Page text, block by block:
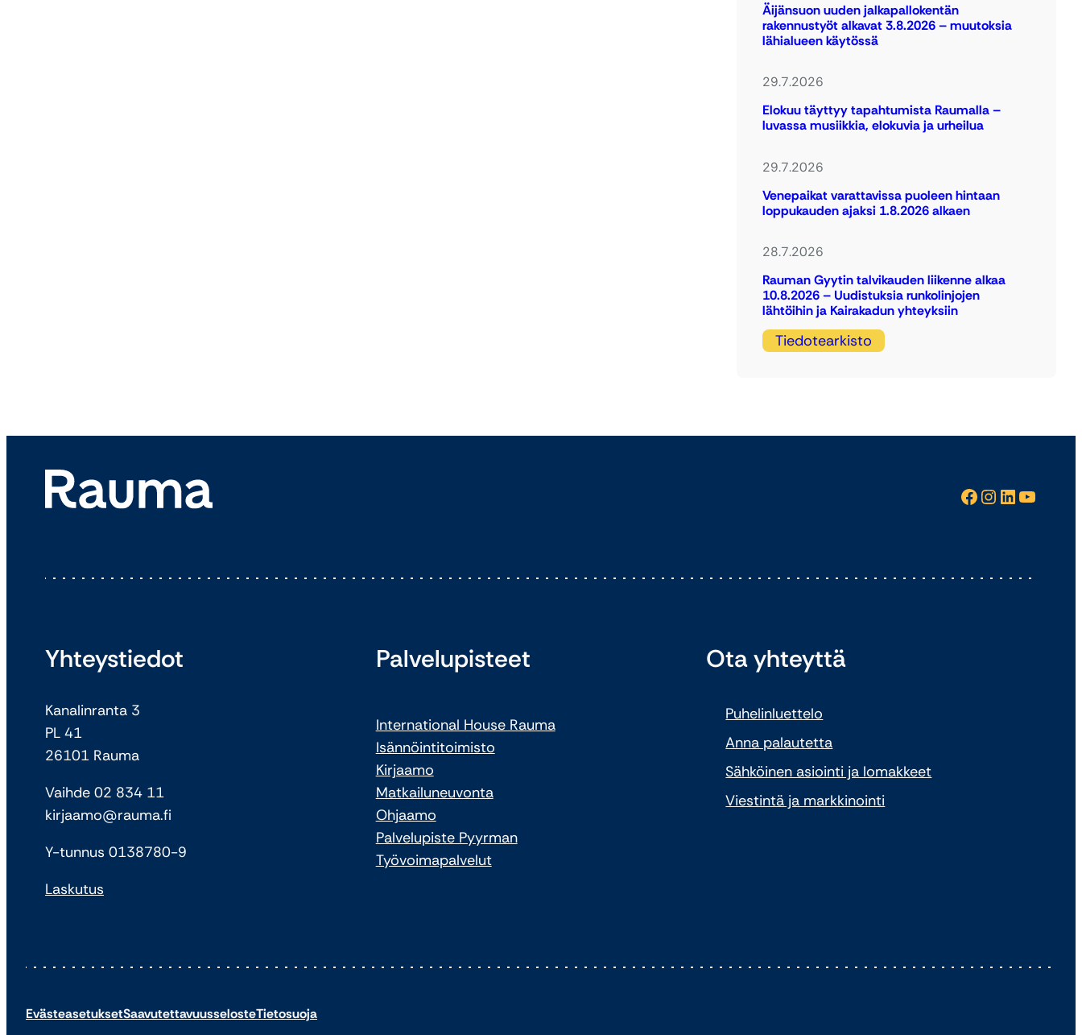
Äijänsuon uuden jalkapallokentän
rakennustyöt alkavat 3.8.2026 – muutoksia
lähialueen käytössä
29.7.2026
Elokuu täyttyy tapahtumista Raumalla –
luvassa musiikkia, elokuvia ja urheilua
29.7.2026
Venepaikat varattavissa puoleen hintaan
loppukauden ajaksi 1.8.2026 alkaen
28.7.2026
Rauman Gyytin talvikauden liikenne alkaa
10.8.2026 – Uudistuksia runkolinjojen
lähtöihin ja Kairakadun yhteyksiin
Tiedotearkisto
Facebook InstagramLinkedIn YouTube
Yhteystiedot
Kanalinranta 3
PL 41
26101 Rauma
Vaihde 02 834 11
kirjaamo@rauma.fi
Y-tunnus 0138780-9
Laskutus
Palvelupisteet
International House Rauma
Isännöintitoimisto
Kirjaamo
Matkailuneuvonta
Ohjaamo
Palvelupiste Pyyrman
Työvoimapalvelut
Ota yhteyttä
Puhelinluettelo
Anna palautetta
Sähköinen asiointi ja lomakkeet
Viestintä ja markkinointi
EvästeasetuksetSaavutettavuusselosteTietosuoja